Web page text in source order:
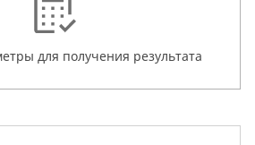
для получения результата